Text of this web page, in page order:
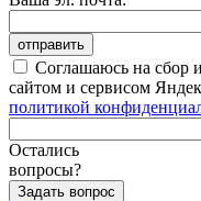
отправить
Соглашаюсь на сбор
сайтом и сервисом
политикой
Остались
вопросы?
Задать вопрос